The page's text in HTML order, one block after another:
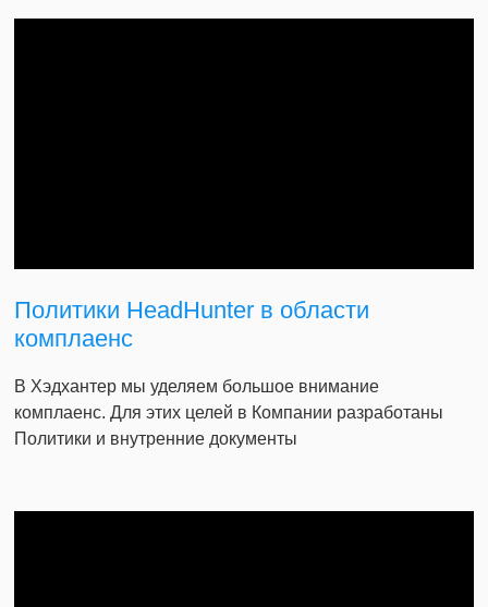
Политики HeadHunter в области
комплаенс
В Хэдхантер мы уделяем большое внимание
комплаенс. Для этих целей в Компании разработаны
Политики и внутренние документы